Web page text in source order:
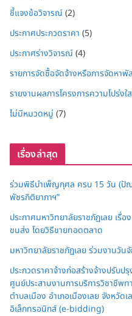
ชี้แจงข้อวิจารณ์(2)
ประกาศประกวดราคา (5)
ประกาศร่างวิจารณ์(4)
รายการจัดซื้อจัดจ้างหรือการจัดหา
รายงานผลการโครงการความโปร่ง
ไม่มีหมวดหมู่ (7)
เรื่องล่าสุด
ร่วมพิธีบำเพ็ญกุศล ครบ 15 วัน (ปัณ
พัชรกิติยาภาฯ”
ประกาศมหาวิทยาลัยราชภัฏเลย เรื่
ขนส่ง โดยวิธีขายทอดตลาด
มหาวิทยาลัยราชภัฏเลย ร่วมงานวัน
ประกวดราคาจ้างก่อสร้างจ้างปรับ
ศูนย์ประสานงานการบริการวิชาชีพ
ตำบลเมือง อำเภอเมืองเลย จังหวัด
อิเล็กทรอนิกส์ (e-bidding)